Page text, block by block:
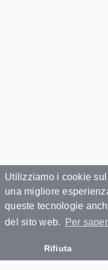
Utilizziamo i cookie
una migliore
queste tecnologie
del sito web.
Per
Rifiuta